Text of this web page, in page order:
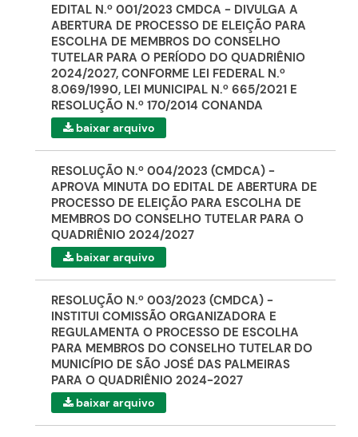
EDITAL N.º 001/2023 CMDCA - DIVULGA A
ABERTURA DE PROCESSO DE ELEIÇÃO PARA
ESCOLHA DE MEMBROS DO CONSELHO
TUTELAR PARA O PERÍODO DO QUADRIÊNIO
2024/2027, CONFORME LEI FEDERAL N.º
8.069/1990, LEI MUNICIPAL N.º 665/2021 E
RESOLUÇÃO N.º 170/2014 CONANDA
baixar arquivo
RESOLUÇÃO N.º 004/2023 (CMDCA) -
APROVA MINUTA DO EDITAL DE ABERTURA DE
PROCESSO DE ELEIÇÃO PARA ESCOLHA DE
MEMBROS DO CONSELHO TUTELAR PARA O
QUADRIÊNIO 2024/2027
baixar arquivo
RESOLUÇÃO N.º 003/2023 (CMDCA) -
INSTITUI COMISSÃO ORGANIZADORA E
REGULAMENTA O PROCESSO DE ESCOLHA
PARA MEMBROS DO CONSELHO TUTELAR DO
MUNICÍPIO DE SÃO JOSÉ DAS PALMEIRAS
PARA O QUADRIÊNIO 2024-2027
baixar arquivo